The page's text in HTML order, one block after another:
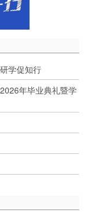
学促知行
年毕业典礼暨学